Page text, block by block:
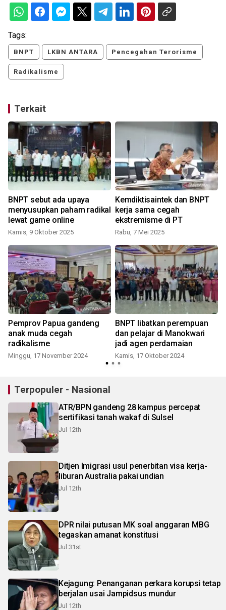
Tags:
BNPT LKBN ANTARA Pencegahan Terorisme
Radikalisme
Terkait
BNPT sebut ada upaya
menyusupkan paham radikal
lewat game online
Kamis, 9 Oktober 2025
Kemdiktisaintek dan BNPT
kerja sama cegah
ekstremisme di PT
Rabu, 7 Mei 2025
Pemprov Papua gandeng
anak muda cegah
radikalisme
Minggu, 17 November 2024
BNPT libatkan perempuan
dan pelajar di Manokwari
jadi agen perdamaian
Kamis, 17 Oktober 2024
Terpopuler - Nasional
ATR/BPN gandeng 28 kampus percepat
sertifikasi tanah wakaf di Sulsel
Jul 12th
Ditjen Imigrasi usul penerbitan visa kerja-
liburan Australia pakai undian
Jul 12th
DPR nilai putusan MK soal anggaran MBG
tegaskan amanat konstitusi
Jul 31st
Kejagung: Penanganan perkara korupsi tetap
berjalan usai Jampidsus mundur
Jul 12th